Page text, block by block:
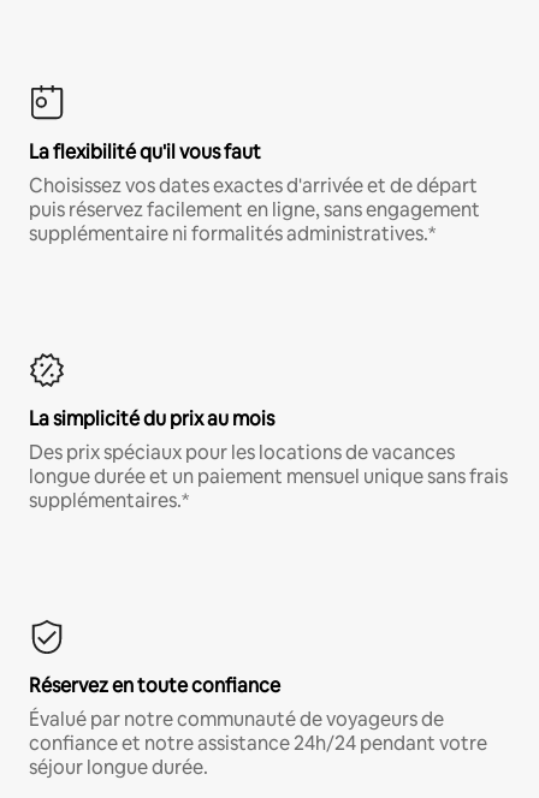
La flexibilité qu'il vous faut
Choisissez vos dates exactes d'arrivée et de départ
puis réservez facilement en ligne, sans engagement
supplémentaire ni formalités administratives.*
La simplicité du prix au mois
Des prix spéciaux pour les locations de vacances
longue durée et un paiement mensuel unique sans frais
supplémentaires.*
Réservez en toute confiance
Évalué par notre communauté de voyageurs de
confiance et notre assistance 24h/24 pendant votre
séjour longue durée.